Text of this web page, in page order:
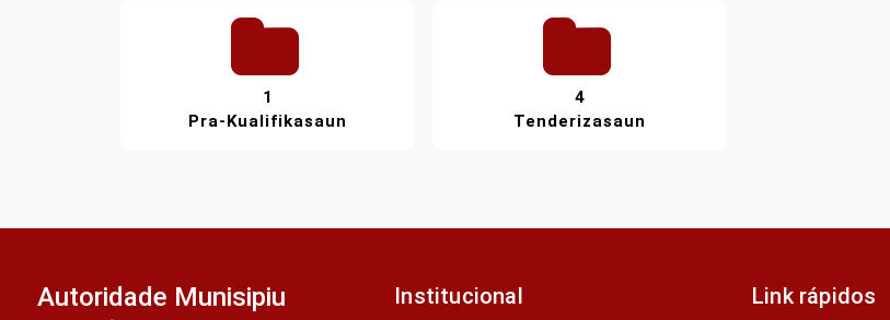
1
Pra-Kualifikasaun
4
Tenderizasaun
Autoridade Munisipiu
Institucional Link rápidos